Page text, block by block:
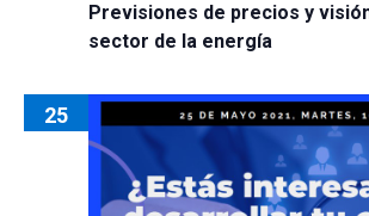
Previsiones de precios y
sector de la energía
25